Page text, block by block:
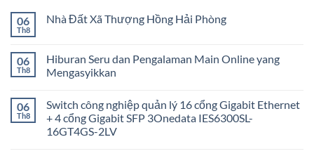
06
Th8
Nhà Đất Xã Thượng Hồng Hải Phòng
06
Th8
Hiburan Seru dan Pengalaman Main Online yang
Mengasyikkan
06
Th8
Switch công nghiệp quản lý 16 cổng Gigabit Ethernet
+ 4 cổng Gigabit SFP 3Onedata IES6300SL-
16GT4GS-2LV